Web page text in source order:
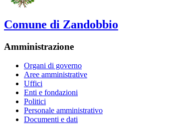
Comune di Zandobbio
Amministrazione
Organi di governo
Aree amministrative
Uffici
Enti e fondazioni
Politici
Personale amministrativo
Documenti e dati